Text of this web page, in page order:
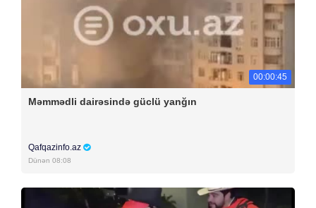
00:00:45
Məmmədli dairəsində güclü yanğın
Qafqazinfo.az
Dünən 08:08